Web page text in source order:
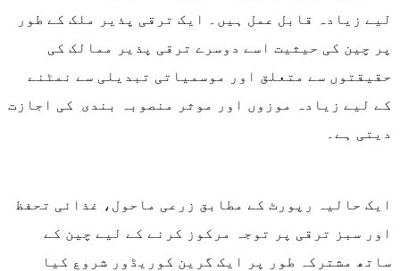
لیے زیادہ قابل عمل ہیں۔ ایک ترقی پذیر ملک کے طور
پر چین کی حیثیت اسے دوسرے ترقی پذیر ممالک کی
حقیقتوں سے متعلق اور موسمیاتی تبدیلی سے نمٹنے
کے لیے زیادہ موزوں اور موثر منصوبہ بندی کی اجازت
دیتی ہے۔
ایک حالیہ رپورٹ کے مطابق زرعی ماحول، غذائی تحفظ
اور سبز ترقی پر توجہ مرکوز کرنے کے لیے چین کے
ساتھ مشترکہ طور پر ایک گرین کوریڈور شروع کیا